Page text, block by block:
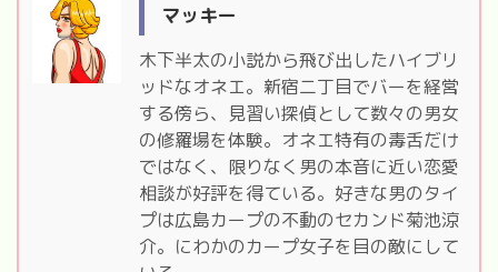
マッキー
木下半太の小説から飛び出したハイブリ
ッドなオネエ。新宿二丁目でバーを経営
する傍ら、見習い探偵として数々の男女
の修羅場を体験。オネエ特有の毒舌だけ
ではなく、限りなく男の本音に近い恋愛
相談が好評を得ている。好きな男のタイ
プは広島カープの不動のセカンド菊池涼
介。にわかのカープ女子を目の敵にして